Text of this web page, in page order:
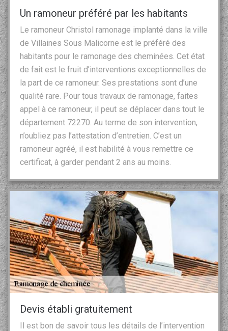
Un ramoneur préféré par les habitants
Le ramoneur Christol ramonage implanté dans la ville
de Villaines Sous Malicorne est le préféré des
habitants pour le ramonage des cheminées. Cet état
de fait est le fruit d’interventions exceptionnelles de
la part de ce ramoneur. Ses prestations sont d’une
qualité rare. Pour tous travaux de ramonage, faites
appel à ce ramoneur, il peut se déplacer dans tout le
département 72270. Au terme de son intervention,
n’oubliez pas l’attestation d’entretien. C’est un
ramoneur agréé, il est habilité à vous remettre ce
certificat, à garder pendant 2 ans au moins.
Devis établi gratuitement
Il est bon de savoir tous les détails de l’intervention